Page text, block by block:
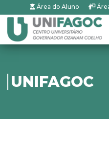
Área do Aluno
UNIFAGOC